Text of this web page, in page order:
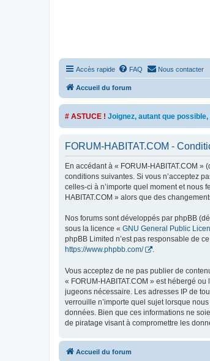
Accès rapide FAQ Nous contacter
Accueil du forum
# ASTUCE ! Joignez, autant que
FORUM-HABITAT.COM -
En accédant à « FORUM-HABITAT.COM
conditions suivantes. Si vous n’acceptez
celles-ci à n’importe quel moment et nous
HABITAT.COM » alors que des
Nos forums sont développés par phpBB
sous la licence « GNU General Public
phpBB Limited n’est pas responsable de
https://www.phpbb.com/
.
Vous acceptez de ne pas publier de
« FORUM-HABITAT.COM » est hébergé
jugeons nécessaire. Les adresses IP de
verrouille n’importe quel sujet lorsque
données. Bien que ces informations ne
de piratage visant à compromettre les
Accueil du forum